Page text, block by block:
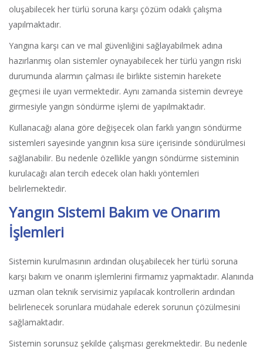
oluşabilecek her türlü soruna karşı çözüm odaklı çalışma
yapılmaktadır.
Yangına karşı can ve mal güvenliğini sağlayabilmek adına
hazırlanmış olan sistemler oynayabilecek her türlü yangın riski
durumunda alarmın çalması ile birlikte sistemin harekete
geçmesi ile uyarı vermektedir. Aynı zamanda sistemin devreye
girmesiyle yangın söndürme işlemi de yapılmaktadır.
Kullanacağı alana göre değişecek olan farklı yangın söndürme
sistemleri sayesinde yangının kısa süre içerisinde söndürülmesi
sağlanabilir. Bu nedenle özellikle yangın söndürme sisteminin
kurulacağı alan tercih edecek olan haklı yöntemleri
belirlemektedir.
Yangın Sistemi Bakım ve Onarım
İşlemleri
Sistemin kurulmasının ardından oluşabilecek her türlü soruna
karşı bakım ve onarım işlemlerini firmamız yapmaktadır. Alanında
uzman olan teknik servisimiz yapılacak kontrollerin ardından
belirlenecek sorunlara müdahale ederek sorunun çözülmesini
sağlamaktadır.
Sistemin sorunsuz şekilde çalışması gerekmektedir. Bu nedenle